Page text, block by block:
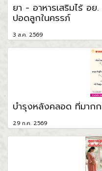
ยา - อาหารเสริมไร้ อ
ปอดลูกในครรภ์
3 ส.ค. 2569
บำรุงหลังคลอด ที่มากก
29 ก.ค. 2569